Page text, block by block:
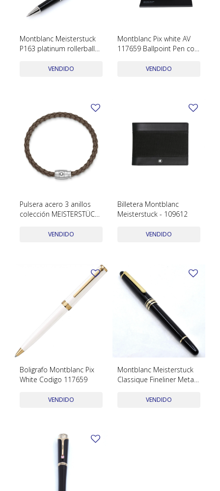
Montblanc Meisterstuck
P163 platinum rollerball
y papelesVENDIDO
Montblanc Pix white AV
117659 Ballpoint Pen con
VENDIDO
Pulsera acero 3 anillos
colección MEISTERSTÜCK
VENDIDO
Billetera Montblanc
Meisterstuck - 109612
VENDIDO
Boligrafo Montblanc Pix
White Codigo 117659
VENDIDO
Montblanc Meisterstuck
Classique Fineliner Metal
VENDIDO
Llaveros
Caravanas perlas
Pendientes y medallas
Pulseras
CARTIER
MOVADO
OMEGA
OTRAS MARCAS RELOJES
TAG HEUER